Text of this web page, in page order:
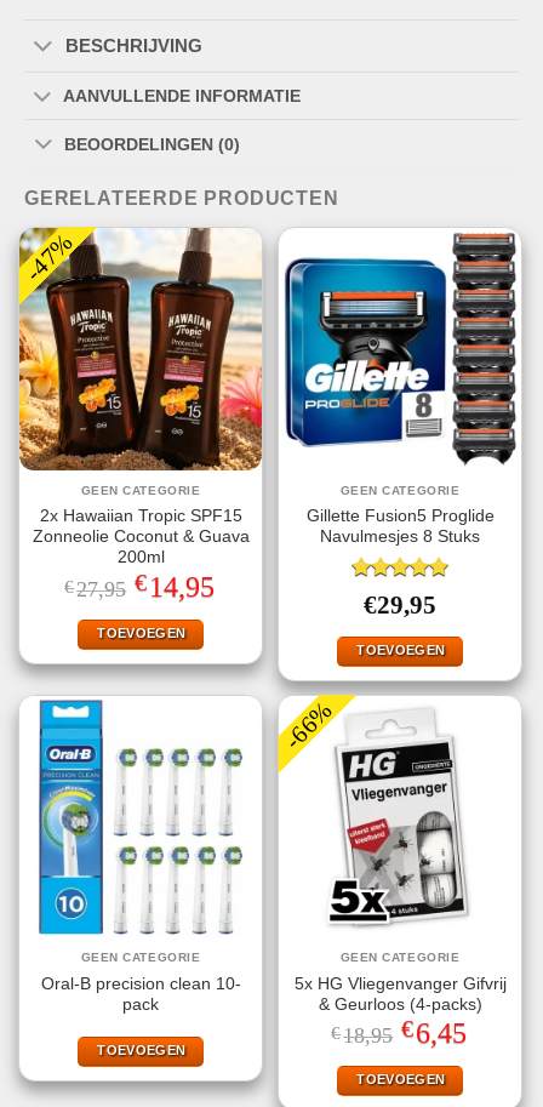
BESCHRIJVING
AANVULLENDE INFORMATIE
BEOORDELINGEN (0)
GERELATEERDE PRODUCTEN
-47%
GEEN CATEGORIE
2x Hawaiian Tropic SPF15
Zonneolie Coconut & Guava
200ml
€27,95 Oorspronkelijke
prijs
was:
€27,95.
€14,95prijs
TOEVOEGEN
GEEN CATEGORIE
Gillette Fusion5 Proglide
Navulmesjes 8 Stuks
Gewaardeerd
5.00uit 5
€29,95
TOEVOEGEN
GEEN CATEGORIE
Oral-B precision clean 10-
pack
TOEVOEGEN
-66%
GEEN CATEGORIE
5x HG Vliegenvanger Gifvrij
& Geurloos (4-packs)
€18,95 Oorspronkelijke
prijs
was:
€18,95.
€6,45prijs
TOEVOEGEN